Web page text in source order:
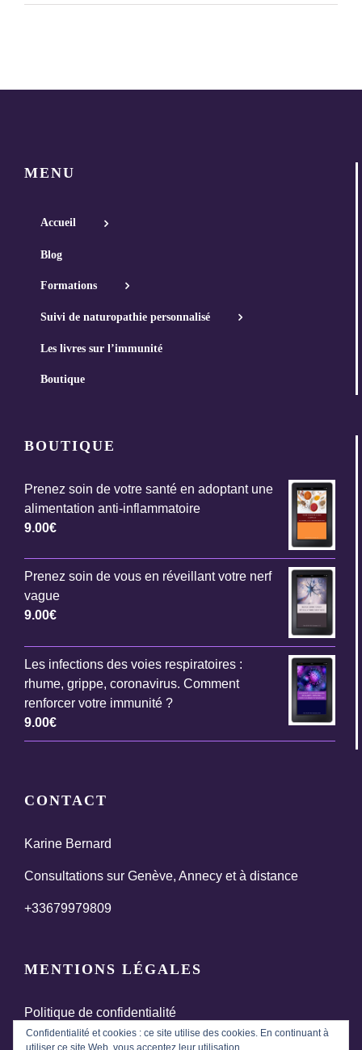
MENU
Accueil
Blog
Formations
Suivi de naturopathie personnalisé
Les livres sur l’immunité
Boutique
BOUTIQUE
Prenez soin de votre santé en adoptant une
alimentation anti-inflammatoire
9.00€
Prenez soin de vous en réveillant votre nerf
vague
9.00€
Les infections des voies respiratoires :
rhume, grippe, coronavirus. Comment
renforcer votre immunité ?
9.00€
CONTACT
Karine Bernard
Consultations sur Genève, Annecy et à distance
+33679979809
MENTIONS LÉGALES
Politique de confidentialité
Termes et conditions générales de vente
Confidentialité et cookies : ce site utilise des cookies. En continuant à
utiliser ce site Web, vous acceptez leur utilisation.